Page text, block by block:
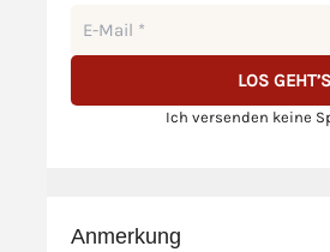
Ich versenden keine
Anmerkung